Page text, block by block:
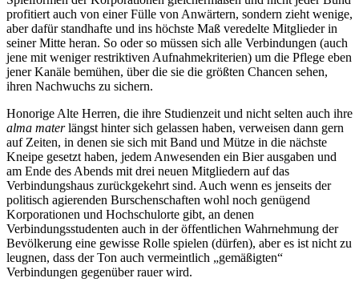
profitiert auch von einer Fülle von Anwärtern, sondern zieht wenige,
aber dafür standhafte und ins höchste Maß veredelte Mitglieder in
seiner Mitte heran. So oder so müssen sich alle Verbindungen (auch
jene mit weniger restriktiven Aufnahmekriterien) um die Pflege eben
jener Kanäle bemühen, über die sie die größten Chancen sehen,
ihren Nachwuchs zu sichern.
Honorige Alte Herren, die ihre Studienzeit und nicht selten auch ihre
alma materlängst hinter sich gelassen haben, verweisen dann gern
auf Zeiten, in denen sie sich mit Band und Mütze in die nächste
Kneipe gesetzt haben, jedem Anwesenden ein Bier ausgaben und
am Ende des Abends mit drei neuen Mitgliedern auf das
Verbindungshaus zurückgekehrt sind. Auch wenn es jenseits der
politisch agierenden Burschenschaften wohl noch genügend
Korporationen und Hochschulorte gibt, an denen
Verbindungsstudenten auch in der öffentlichen Wahrnehmung der
Bevölkerung eine gewisse Rolle spielen (dürfen), aber es ist nicht zu
leugnen, dass der Ton auch vermeintlich „gemäßigten“
Verbindungen gegenüber rauer wird.